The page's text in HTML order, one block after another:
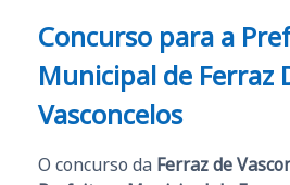
Concurso para a
Municipal de Ferraz
Vasconcelos
O concurso da Ferraz de